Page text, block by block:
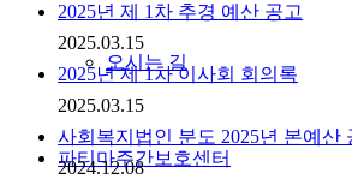
오시는 길
파티마주간보호센터
2025년 제 1차 추경 예산 공고
2025.03.15
2025년 제 1차 이사회 회의록
2025.03.15
사회복지법인 분도 2025년 본예산
2024.12.08